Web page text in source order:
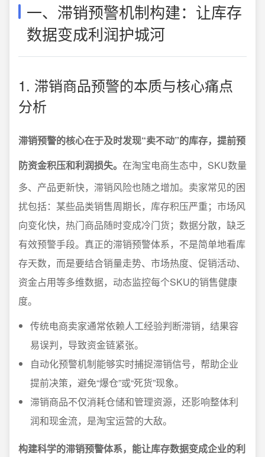
一、滞销预警机制构建：让库存
数据变成利润护城河
1. 滞销商品预警的本质与核心痛点
分析
滞销预警的核心在于及时发现“卖不动”的库存，提前预
防资金积压和利润损失。 在淘宝电商生态中，SKU数量
多、产品更新快，滞销风险也随之增加。卖家常见的困
扰包括：某些品类销售周期长，库存积压严重；市场风
向变化快，热门商品随时变成冷门货；数据分散，缺乏
有效预警手段。真正的滞销预警体系，不是简单地看库
存天数，而是要结合销量走势、市场热度、促销活动、
资金占用等多维数据，动态监控每个SKU的销售健康
度。
传统电商卖家通常依赖人工经验判断滞销，结果容
易误判，导致资金链紧张。
自动化预警机制能够实时捕捉滞销信号，帮助企业
提前决策，避免“爆仓”或“死货”现象。
滞销商品不仅消耗仓储和管理资源，还影响整体利
润和现金流，是淘宝运营的大敌。
构建科学的滞销预警体系，能让库存数据变成企业的利